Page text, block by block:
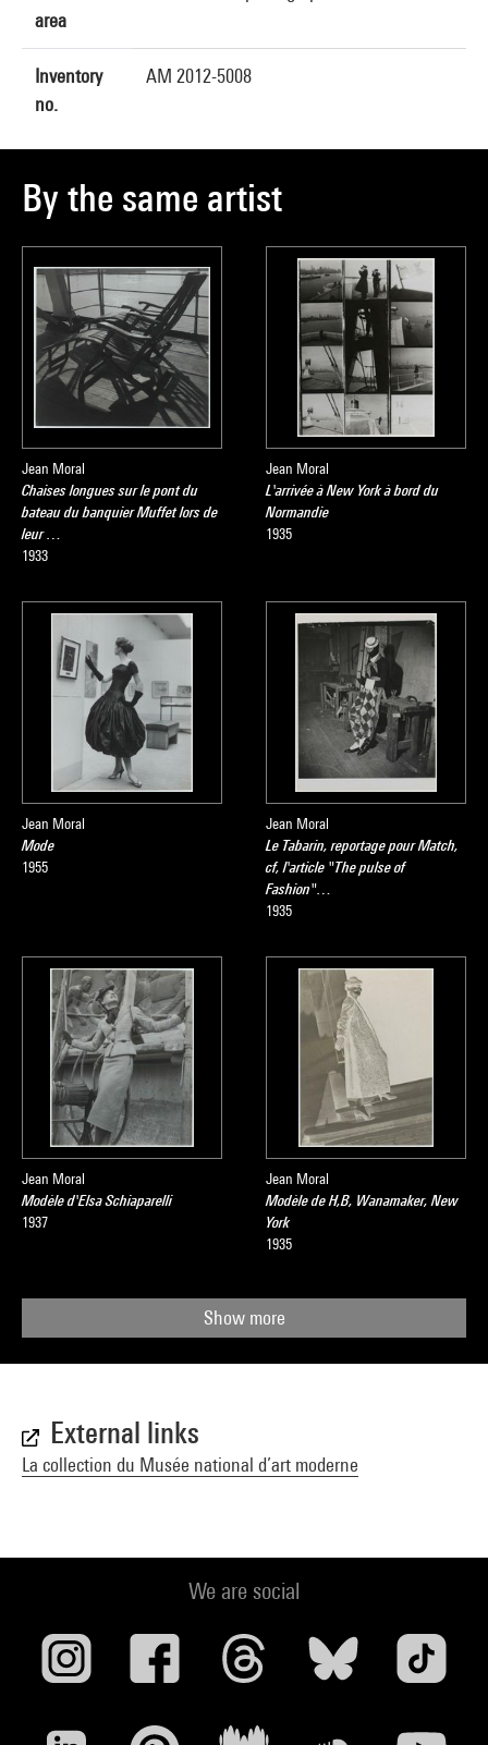
area
Inventory
no.
AM 2012-5008
By the same artist
Jean Moral
Chaises longues sur le pont du
bateau du banquier Muffet lors de
leur …
1933
Jean Moral
L'arrivée à New York à bord du
Normandie
1935
Jean Moral
Mode
1955
Jean Moral
Le Tabarin, reportage pour Match,
cf, l'article "The pulse of
Fashion"…
1935
Jean Moral
Modèle d'Elsa Schiaparelli
1937
Jean Moral
Modèle de H,B, Wanamaker, New
York
1935
Show more
External links
La collection du Musée national d’art moderne
We are social